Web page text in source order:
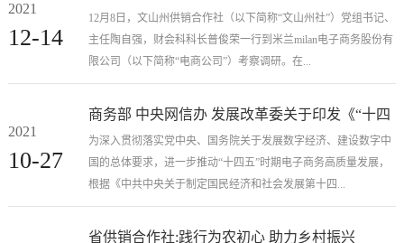
2021
12-14
调研
12月8日，文山州供销合作社（以下简称“文山州社”）党组书记、
主任陶自强，财会科科长普俊荣一行到米兰milan电子商务股份有
限公司（以下简称“电商公司”）考察调研。在...
2021
10-27
商务部 中央网信办 发展改革委关于印发《“十四
五”电子商务发展规划》的通知
为深入贯彻落实党中央、国务院关于发展数字经济、建设数字中
国的总体要求，进一步推动“十四五”时期电子商务高质量发展，
根据《中共中央关于制定国民经济和社会发展第十四...
省供销合作社:践行为农初心 助力乡村振兴